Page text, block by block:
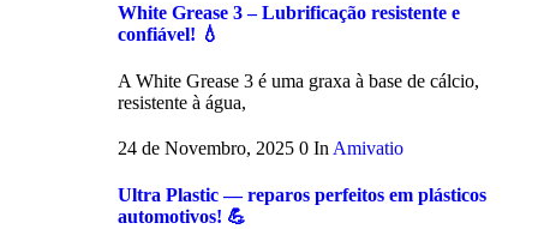
White Grease 3 – Lubrificação resistente e
confiável! 💧
A White Grease 3 é uma graxa à base de cálcio,
resistente à água,
24 de Novembro, 2025 0 In Amivatio
Ultra Plastic — reparos perfeitos em plásticos
automotivos! 💪